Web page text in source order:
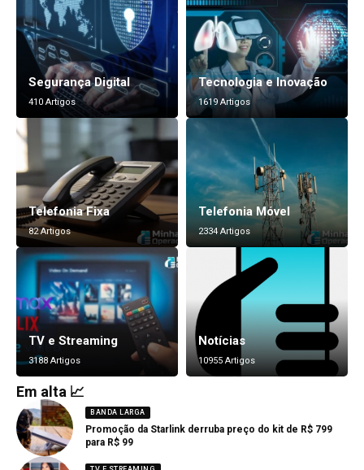
Segurança Digital
410 Artigos
Tecnologia e Inovação
1619 Artigos
Telefonia Fixa
82 Artigos
Telefonia Móvel
2334 Artigos
TV e Streaming
3188 Artigos
Notícias
10955 Artigos
Em alta 📈
BANDA LARGA
Promoção da Starlink derruba preço do kit de R$ 799
para R$ 99